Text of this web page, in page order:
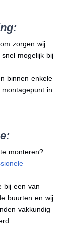
zorgen wij
mogelijk bij
binnen enkele
in
monteren?
bij een van
buurten en wij
vakkundig